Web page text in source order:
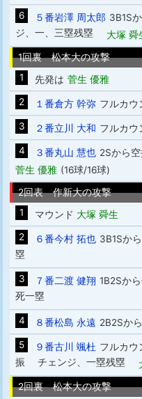
6 ５番岩澤 周太郎 3B1S
ジ、一、三塁残塁 大塚 舜
1回裏 松本大の攻撃
1
先発は 菅生 優雅
2
１番倉方 幹弥 フルカ
3
２番立川 大和 フルカ
4
３番丸山 慧也 2Sから
菅生 優雅 (16球/16球)
2回表 作新大の攻撃
1
マウンド 大塚 舜生
2
６番今村 拓也 3B1Sか
塁
3 ７番二渡 健翔 1B2Sか
死一塁
4 ８番松島 永遠 2B2Sか
5
９番古川 颯杜 フルカウ
振 チェンジ、一塁残塁
2回裏 松本大の攻撃